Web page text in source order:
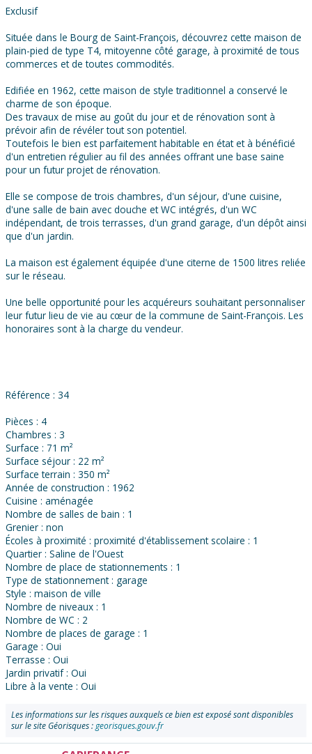
Exclusif
Située dans le Bourg de Saint-François, découvrez cette maison de
plain-pied de type T4, mitoyenne côté garage, à proximité de tous
commerces et de toutes commodités.
Edifiée en 1962, cette maison de style traditionnel a conservé le
charme de son époque.
Des travaux de mise au goût du jour et de rénovation sont à
prévoir afin de révéler tout son potentiel.
Toutefois le bien est parfaitement habitable en état et à bénéficié
d'un entretien régulier au fil des années offrant une base saine
pour un futur projet de rénovation.
Elle se compose de trois chambres, d'un séjour, d'une cuisine,
d'une salle de bain avec douche et WC intégrés, d'un WC
indépendant, de trois terrasses, d'un grand garage, d'un dépôt ainsi
que d'un jardin.
La maison est également équipée d'une citerne de 1500 litres reliée
sur le réseau.
Une belle opportunité pour les acquéreurs souhaitant personnaliser
leur futur lieu de vie au cœur de la commune de Saint-François. Les
honoraires sont à la charge du vendeur.
Référence : 34
Pièces : 4
Chambres : 3
Surface : 71 m²
Surface séjour : 22 m²
Surface terrain : 350 m²
Année de construction : 1962
Cuisine : aménagée
Nombre de salles de bain : 1
Grenier : non
Écoles à proximité : proximité d'établissement scolaire : 1
Quartier : Saline de l'Ouest
Nombre de place de stationnements : 1
Type de stationnement : garage
Style : maison de ville
Nombre de niveaux : 1
Nombre de WC : 2
Nombre de places de garage : 1
Garage : Oui
Terrasse : Oui
Jardin privatif : Oui
Libre à la vente : Oui
Les informations sur les risques auxquels ce bien est exposé sont disponibles
sur le site Géorisques :georisques.gouv.fr